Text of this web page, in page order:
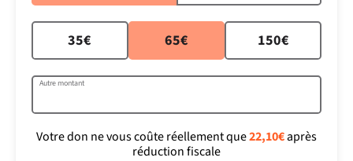
35€ 65€ 150€
Autre montant
Votre don ne vous coûte réellement que22,10€après
réduction fiscale